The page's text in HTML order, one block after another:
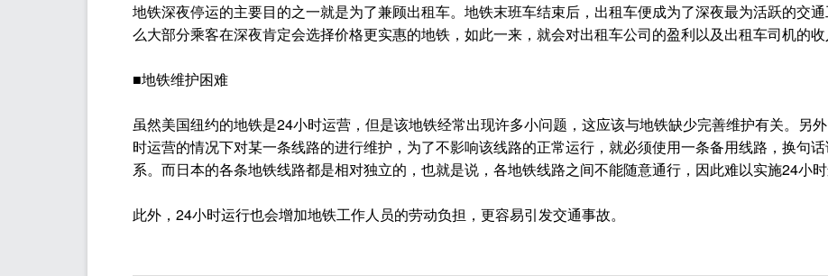
地铁深夜停运的主要目的之一就是为了兼顾出租车。地铁末班车结束后，出租车便成为了深夜最为活跃的交
么大部分乘客在深夜肯定会选择价格更实惠的地铁，如此一来，就会对出租车公司的盈利以及出租车司机的收
■地铁维护困难
虽然美国纽约的地铁是24小时运营，但是该地铁经常出现许多小问题，这应该与地铁缺少完善维护有关。另
时运营的情况下对某一条线路的进行维护，为了不影响该线路的正常运行，就必须使用一条备用线路，换句
系。而日本的各条地铁线路都是相对独立的，也就是说，各地铁线路之间不能随意通行，因此难以实施24小时
此外，24小时运行也会增加地铁工作人员的劳动负担，更容易引发交通事故。